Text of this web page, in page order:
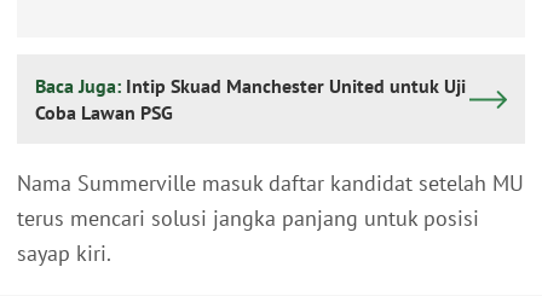
Baca Juga: Intip Skuad Manchester United untuk Uji
Coba Lawan PSG
Nama Summerville masuk daftar kandidat setelah MU
terus mencari solusi jangka panjang untuk posisi
sayap kiri.